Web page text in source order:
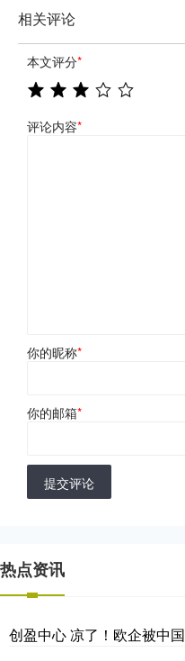
相关评论
本文评分*
评论内容*
你的昵称*
你的邮箱*
提交评论
热点资讯
创盈中心 凉了！欧企被中